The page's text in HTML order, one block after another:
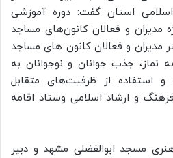
استان گفت: دوره آموزشی
مدیران و فعالان کانون‌های مساجد
مدیران و فعالان کانون های مساجد
نماز، جذب جوانان و نوجوانان به
استفاده از ظرفیت‌های متقابل
و ارشاد اسلامی وستاد اقامه
مسجد ابوالفضلی مشهد و دبیر